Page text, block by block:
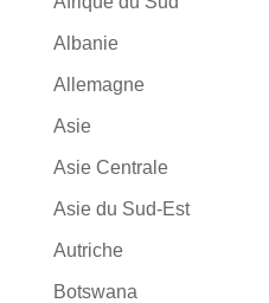
Albanie
Allemagne
Asie
Asie Centrale
Asie du Sud-Est
Autriche
Botswana